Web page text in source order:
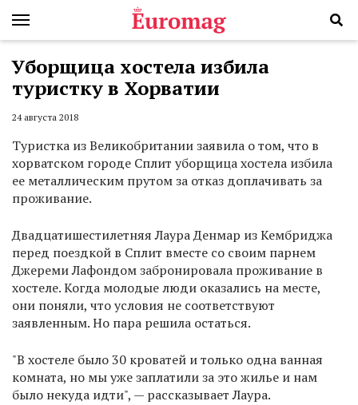
Уборщица хостела избила
туристку в Хорватии
24 августа 2018
Туристка из Великобритании заявила о том, что в
хорватском городе Сплит уборщица хостела избила
ее металлическим прутом за отказ доплачивать за
проживание.
Двадцатишестилетняя Лаура Денмар из Кембриджа
перед поездкой в Сплит вместе со своим парнем
Джереми Лафондом забронировала проживание в
хостеле. Когда молодые люди оказались на месте,
они поняли, что условия не соответствуют
заявленным. Но пара решила остаться.
"В хостеле было 30 кроватей и только одна ванная
комната, но мы уже заплатили за это жилье и нам
было некуда идти", — рассказывает Лаура.